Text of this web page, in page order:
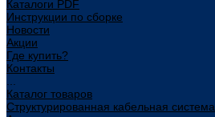
Каталоги PDF
Инструкции по сборке
Новости
Акции
Где купить?
Контакты
Каталог товаров
Структурированная кабельная система